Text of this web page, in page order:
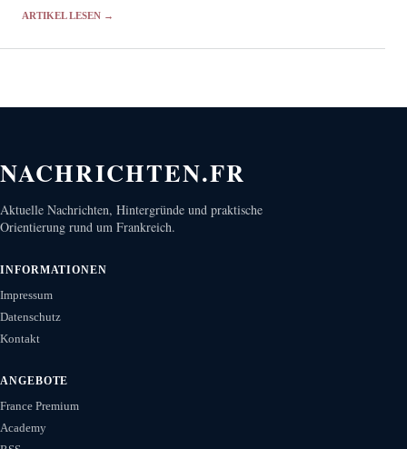
ARTIKEL LESEN →
NACHRICHTEN.FR
Aktuelle Nachrichten, Hintergründe und praktische
Orientierung rund um Frankreich.
INFORMATIONEN
Impressum
Datenschutz
Kontakt
ANGEBOTE
France Premium
Academy